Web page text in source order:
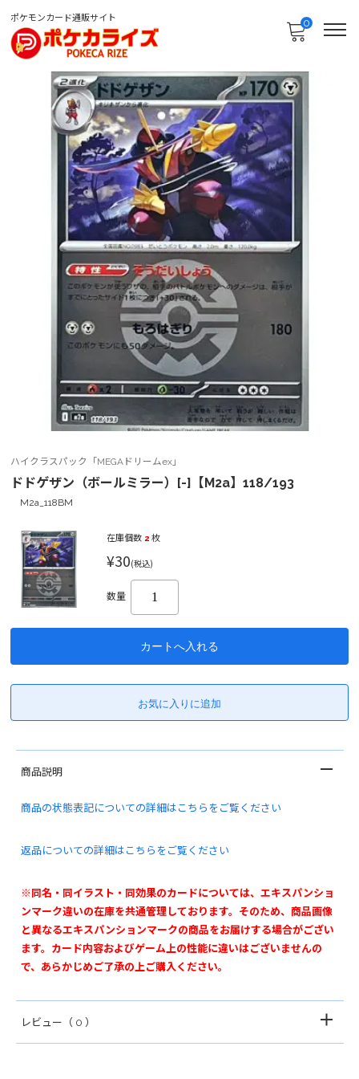
ポケモンカード通販サイト 0
ハイクラスパック「MEGAドリームex」
ドドゲザン（ボールミラー）[-]【M2a】118/193
M2a_118BM
在庫個数 2 枚
¥30(税込)
数量
商品説明
商品の状態表記についての詳細はこちらをご覧ください
返品についての詳細はこちらをご覧ください
※同名・同イラスト・同効果のカードについては、エキスパンショ
ンマーク違いの在庫を共通管理しております。そのため、商品画像
と異なるエキスパンションマークの商品をお届けする場合がござい
ます。カード内容およびゲーム上の性能に違いはございませんの
で、あらかじめご了承の上ご購入ください。
レビュー （ 0 ）